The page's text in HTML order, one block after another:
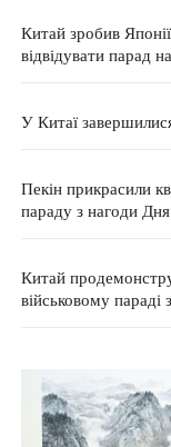
Китай зробив
відвідувати парад
У Китаї
Пекін прикрасили
параду з нагоди
Китай
військовому